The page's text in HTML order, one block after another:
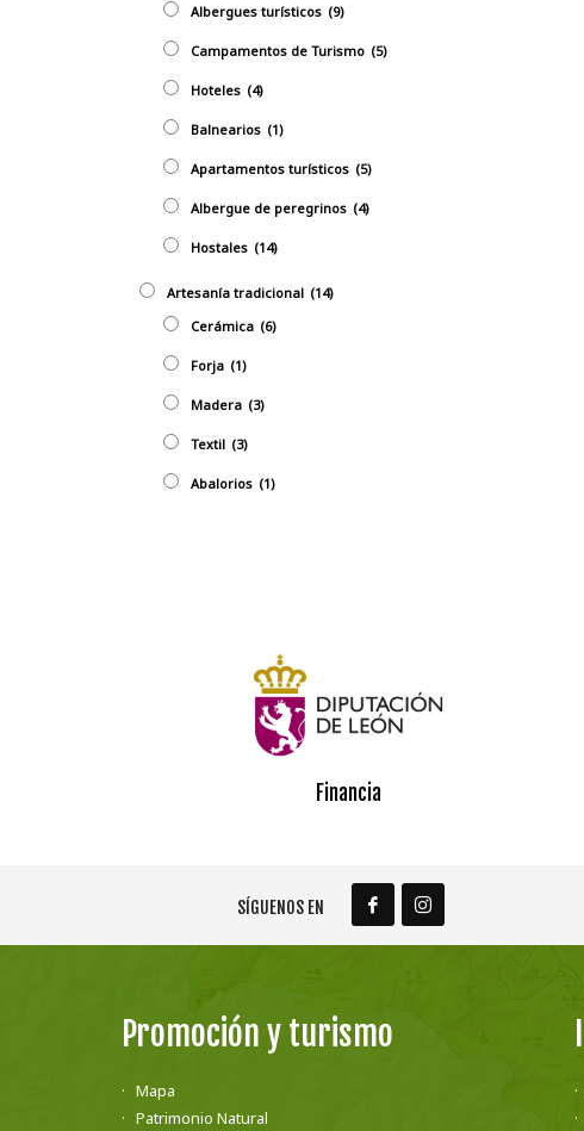
Albergues turísticos (9)
Campamentos de Turismo (5)
Hoteles (4)
Balnearios (1)
Apartamentos turísticos (5)
Albergue de peregrinos (4)
Hostales (14)
Artesaní­a tradicional (14)
Cerámica (6)
Forja (1)
Madera (3)
Textil (3)
Abalorios (1)
Financia
SÍGUENOS EN
Promoción y turismo
Mapa
Patrimonio Natural